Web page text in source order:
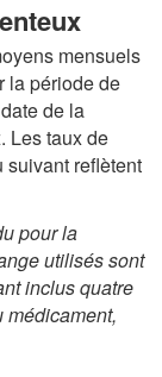
mensuels
la période de
de la
Les taux de
suivant reflètent
pour la
utilisés sont
inclus quatre
médicament,